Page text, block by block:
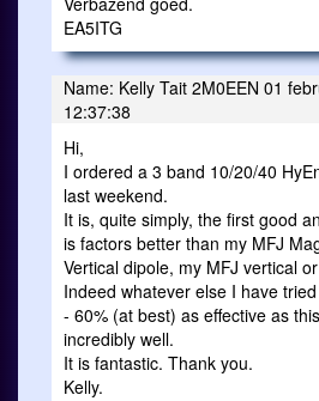
EA5ITG
Name: Kelly Tait 2M0EEN 01
12:37:38
Hi,
I ordered a 3 band 10/20/40
last weekend.
It is, quite simply, the first good
is factors better than my MFJ
Vertical dipole, my MFJ vertical
Indeed whatever else I have
- 60% (at best) as effective as
incredibly well.
It is fantastic. Thank you.
Kelly.